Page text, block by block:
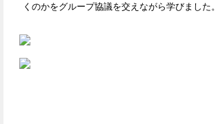
くのかをグループ協議を交えながら学びました。